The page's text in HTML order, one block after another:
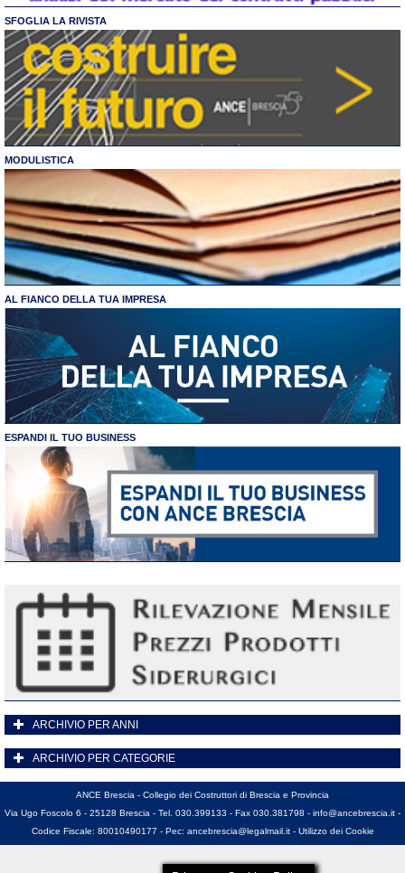
SFOGLIA LA RIVISTA
MODULISTICA
AL FIANCO DELLA TUA IMPRESA
ESPANDI IL TUO BUSINESS
ARCHIVIO PER ANNI
ARCHIVIO PER CATEGORIE
ANCE Brescia - Collegio dei Costruttori di Brescia e Provincia
Via Ugo Foscolo 6 - 25128 Brescia - Tel. 030.399133 - Fax 030.381798 - info@ancebrescia.it -
Codice Fiscale: 80010490177 - Pec: ancebrescia@legalmail.it- Utilizzo dei Cookie